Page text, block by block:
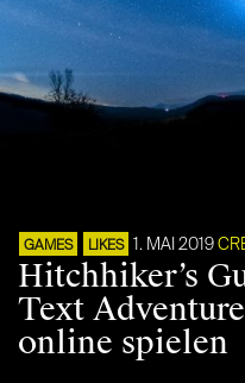
GAMES LIKES 1. MAI 2019
Hitchhiker’s
Text
online spielen